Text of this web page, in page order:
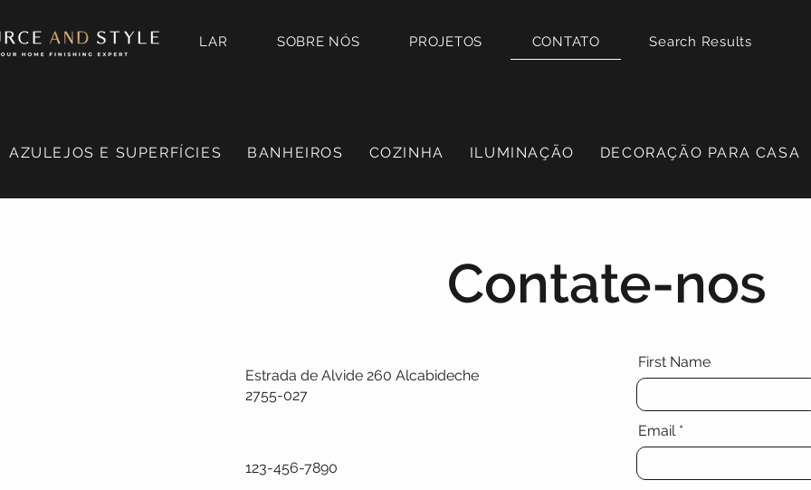
LAR SOBRE NÓS PROJETOS CONTATO Search Results
AZULEJOS E SUPERFÍCIES BANHEIROS COZINHA ILUMINAÇÃO DECORAÇÃO PARA CASA
Contate-nos
Estrada de Alvide 260 Alcabideche
2755-027
123-456-7890
First Name
Email